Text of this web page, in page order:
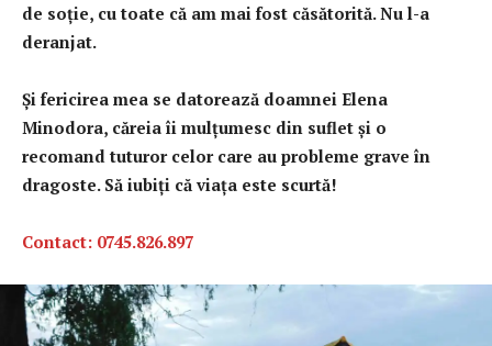
de soţie, cu toate că am mai fost căsătorită. Nu l-a
deranjat.
Şi fericirea mea se datorează doamnei Elena
Minodora, căreia îi mulţumesc din suflet şi o
recomand tuturor celor care au probleme grave în
dragoste. Să iubiţi că viața este scurtă!
Contact: 0745.826.897